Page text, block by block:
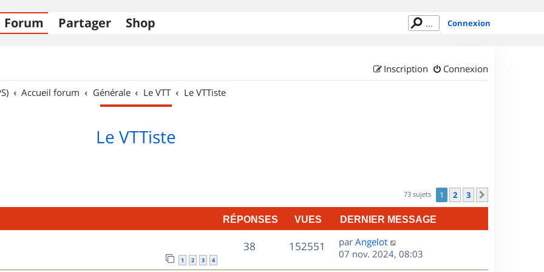
Forum Partager Shop Connexion
Connexion
Inscription
Accueil forum Générale Le VTT Le VTTiste
Le VTTiste
73 sujets 1 2 3
RÉPONSES VUES DERNIER MESSAGE
1 2 3 4
38R
é
152551
u
D
e
par Angelot
07 nov. 2024, 08:03